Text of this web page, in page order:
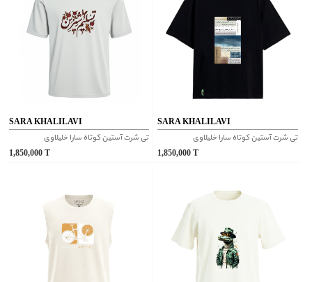
SARA KHALILAVI
تی شرت آستین کوتاه سارا خلیلاوی
1,850,000T
SARA KHALILAVI
تی شرت آستین کوتاه سارا خلیلاوی
1,850,000 T